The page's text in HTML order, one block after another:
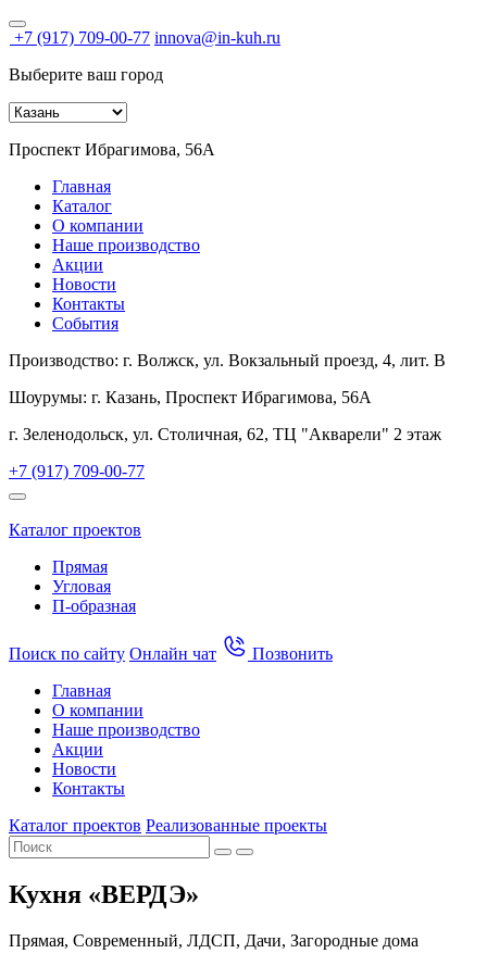
+7 (917) 709-00-77 innova@in-kuh.ru
Выберите ваш город
Проспект Ибрагимова, 56А
Главная
Каталог
О компании
Наше производство
Акции
Новости
Контакты
События
Производство: г. Волжск, ул. Вокзальный проезд, 4, лит. В
Шоурумы: г. Казань, Проспект Ибрагимова, 56А
г. Зеленодольск, ул. Столичная, 62, ТЦ "Акварели" 2 этаж
+7 (917) 709-00-77
Каталог проектов
Прямая
Угловая
П-образная
Поиск по сайту Онлайн чат
Позвонить
Главная
О компании
Наше производство
Акции
Новости
Контакты
Каталог проектов Реализованные проекты
Кухня «ВЕРДЭ»
Прямая, Современный, ЛДСП, Дачи, Загородные дома